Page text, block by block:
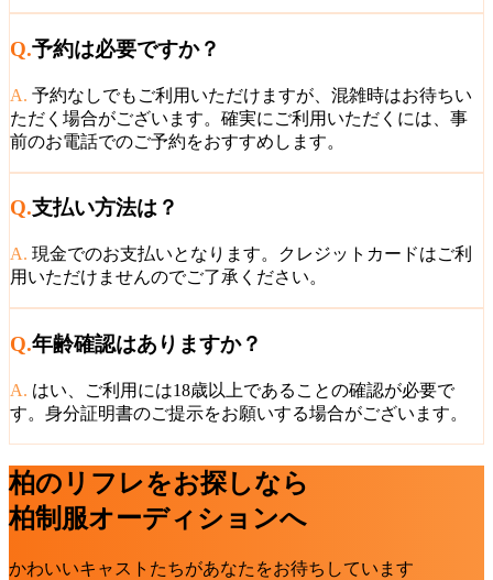
Q.予約は必要ですか？
A. 予約なしでもご利用いただけますが、混雑時はお待ちい
ただく場合がございます。確実にご利用いただくには、事
前のお電話でのご予約をおすすめします。
Q.支払い方法は？
A. 現金でのお支払いとなります。クレジットカードはご利
用いただけませんのでご了承ください。
Q.年齢確認はありますか？
A. はい、ご利用には18歳以上であることの確認が必要で
す。身分証明書のご提示をお願いする場合がございます。
柏のリフレをお探しなら
柏制服オーディションへ
かわいいキャストたちがあなたをお待ちしています